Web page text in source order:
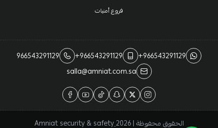
فروع أمنيات
+966543291129
+966543291129
966543291129
salla@amniat.com.sa
الحقوق محفوظة | 2026 ِAmniat security & safety